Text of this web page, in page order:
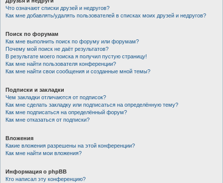
Что означают списки друзей и недругов?
Как мне добавлять/удалять пользователей в списках моих друзей и недругов?
Поиск по форумам
Как мне выполнить поиск по форуму или форумам?
Почему мой поиск не даёт результатов?
В результате моего поиска я получил пустую страницу!
Как мне найти пользователя конференции?
Как мне найти свои сообщения и созданные мной темы?
Подписки и закладки
Чем закладки отличаются от подписок?
Как мне сделать закладку или подписаться на определённую тему?
Как мне подписаться на определённый форум?
Как мне отказаться от подписки?
Вложения
Какие вложения разрешены на этой конференции?
Как мне найти мои вложения?
Информация о phpBB
Кто написал эту конференцию?